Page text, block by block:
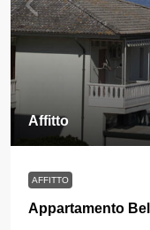
Affitto
AFFITTO
Appartamento